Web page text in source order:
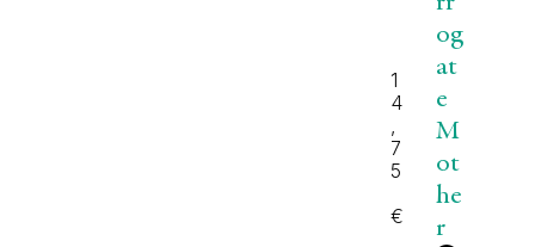
1
4
7
5
€
og
at
e
M
ot
he
r